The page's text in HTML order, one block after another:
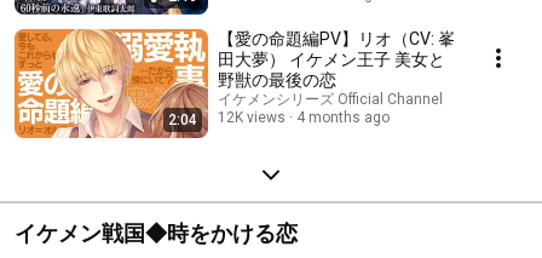
2:04
【愛の命題編PV】リオ（CV: 峯
田大夢） イケメン王子 美女と
野獣の最後の恋
イケメンシリーズ Official Channel
12K views
4 months ago
イケメン戦国◆時をかける恋